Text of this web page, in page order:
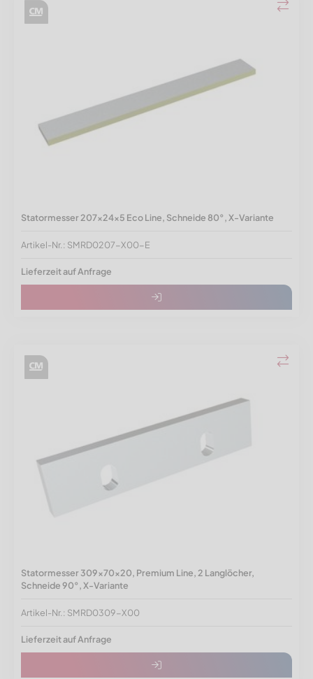
Statormesser 207x24x5 Eco Line, Schneide 80°, X-Variante
Artikel-Nr.: SMRD0207-X00-E
Lieferzeit auf Anfrage
Statormesser 309x70x20, Premium Line, 2 Langlöcher,
Schneide 90°, X-Variante
Artikel-Nr.: SMRD0309-X00
Lieferzeit auf Anfrage